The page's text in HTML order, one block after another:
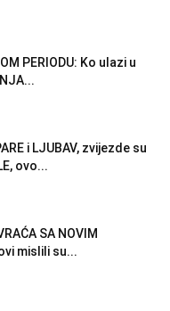
PERIODU: Ko ulazi u
i LJUBAV, zvijezde su
ovo...
SA NOVIM
mislili su...